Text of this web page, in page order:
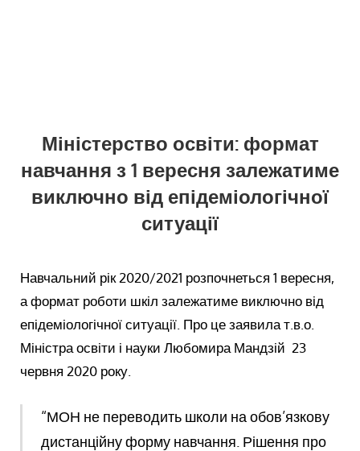
Міністерство освіти: формат
навчання з 1 вересня залежатиме
виключно від епідеміологічної
ситуації
Навчальний рік 2020/2021 розпочнеться 1 вересня,
а формат роботи шкіл залежатиме виключно від
епідеміологічної ситуації. Про це заявила т.в.о.
Міністра освіти і науки Любомира Мандзій 23
червня 2020 року.
“МОН не переводить школи на обов’язкову
дистанційну форму навчання. Рішення про